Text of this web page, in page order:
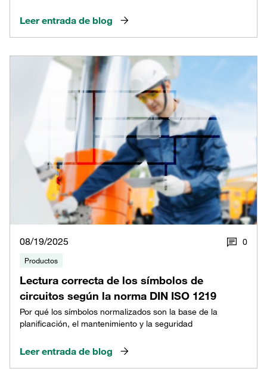
Leer entrada de blog
08/19/2025 0
Productos
Lectura correcta de los símbolos de
circuitos según la norma DIN ISO 1219
Por qué los símbolos normalizados son la base de la
planificación, el mantenimiento y la seguridad
Leer entrada de blog